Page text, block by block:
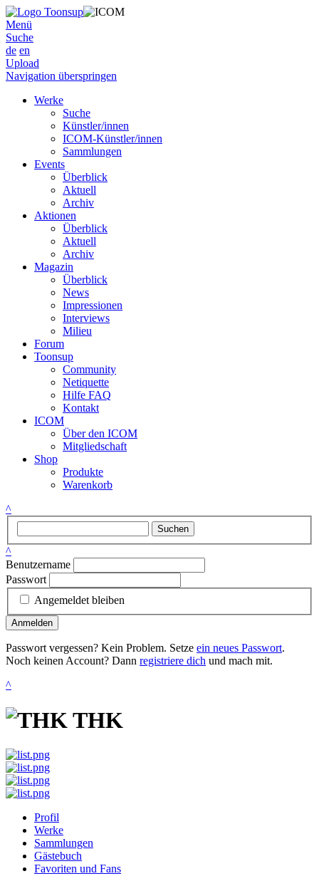
Menü
Suche
de en
Upload
Navigation überspringen
Werke
Suche
Künstler/innen
ICOM-Künstler/innen
Sammlungen
Events
Überblick
Aktuell
Archiv
Aktionen
Überblick
Aktuell
Archiv
Magazin
Überblick
News
Impressionen
Interviews
Milieu
Forum
Toonsup
Community
Netiquette
Hilfe FAQ
Kontakt
ICOM
Über den ICOM
Mitgliedschaft
Shop
Produkte
Warenkorb
^
Suchen
^
Benutzername
Passwort
Angemeldet bleiben
Anmelden
Passwort vergessen? Kein Problem. Setze ein neues Passwort.
Noch keinen Account? Dann registriere dich und mach mit.
^
THK
Profil
Werke
Sammlungen
Gästebuch
Favoriten und Fans